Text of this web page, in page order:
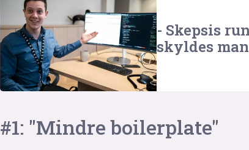
- Skepsis
skyldes
#1: "Mindre boilerplate"